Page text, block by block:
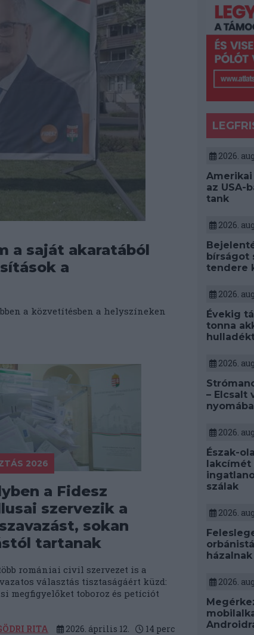
a saját akaratából
a
a közvetítésben a helyszíneken
2026
a Fidesz
szervezik a
sokan
tartanak
romániai civil szervezet is a
választás tisztaságáért küzd:
megfigyelőket toboroz és petíciót
RITA 2026. április 12. 14 perc
2026.
az USA-
tank
2026.
bírságot
tendere
2026.
Évekig
tonna
2026.
– Elcsalt
2026.
Észak-
szálak
2026.
2026.